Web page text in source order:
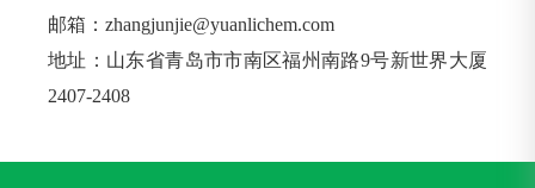
邮箱：zhangjunjie@yuanlichem.com
地址：山东省青岛市市南区福州南路9号新世界大厦
2407-2408